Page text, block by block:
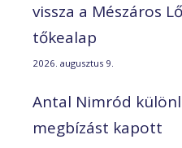
vissza a Mészáros
tőkealap
2026. augusztus 9.
Antal Nimród
megbízást kapott